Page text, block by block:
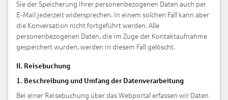
Sie der Speicherung Ihrer personenbezogenen Daten auch per
E-Mail jederzeit widersprechen. In einem solchen Fall kann aber
die Konversation nicht fortgeführt werden. Alle
personenbezogenen Daten, die im Zuge der Kontaktaufnahme
gespeichert wurden, werden in diesem Fall gelöscht.
II. Reisebuchung
1. Beschreibung und Umfang der Datenverarbeitung
Bei einer Reisebuchung über das Webportal erfassen wir Daten